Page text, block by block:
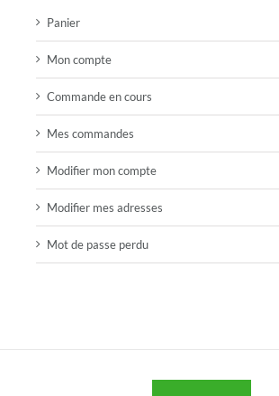
Panier
Mon compte
Commande en cours
Mes commandes
Modifier mon compte
Modifier mes adresses
Mot de passe perdu